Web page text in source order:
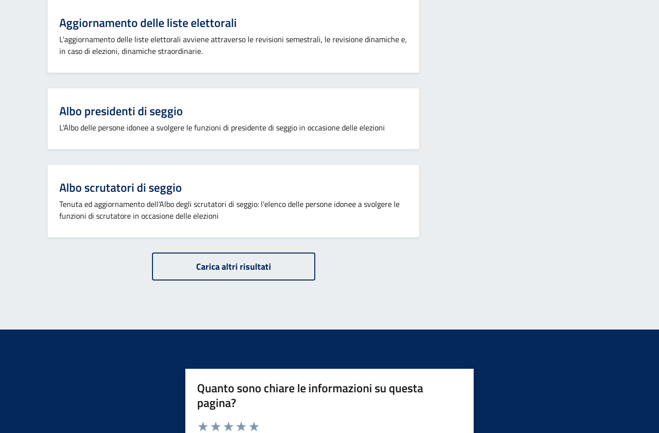
Aggiornamento delle liste elettorali
L'aggiornamento delle liste elettorali avviene attraverso le revisioni semestrali, le revisione dinamiche e,
in caso di elezioni, dinamiche straordinarie.
Albo presidenti di seggio
L'Albo delle persone idonee a svolgere le funzioni di presidente di seggio in occasione delle elezioni
Albo scrutatori di seggio
Tenuta ed aggiornamento dell'Albo degli scrutatori di seggio: l'elenco delle persone idonee a svolgere le
funzioni di scrutatore in occasione delle elezioni
Carica altri risultati
Quanto sono chiare le informazioni su questa
pagina?